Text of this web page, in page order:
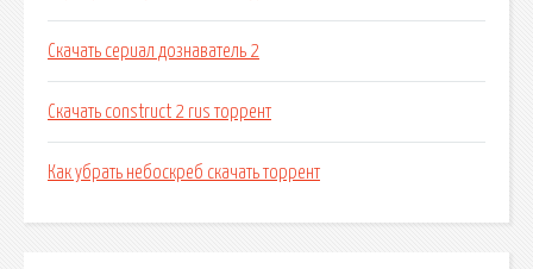
Скачать сериал дознаватель 2
Скачать construct 2 rus торрент
Как убрать небоскреб скачать торрент